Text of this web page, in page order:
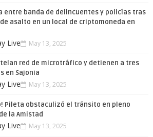
entre banda de delincuentes y policías tras
asalto en un local de criptomoneda en
Live May 13, 2025
red de microtráfico y detienen a tres
en Sajonia
Live May 13, 2025
Pileta obstaculizó el tránsito en pleno
la Amistad
Live May 13, 2025